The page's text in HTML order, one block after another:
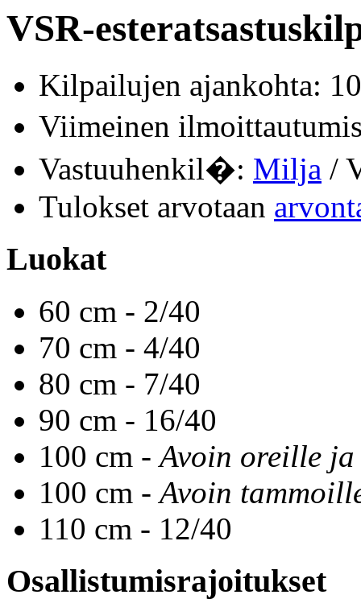
VSR-
Kilpailujen ajankohta:
Viimeinen
Vastuuhenkil�: Milja /
Tulokset arvotaan
Luokat
60 cm - 2/40
70 cm - 4/40
80 cm - 7/40
90 cm - 16/40
100 cm -Avoin oreille
100 cm -Avoin
110 cm - 12/40
Osallistumisrajoitukset